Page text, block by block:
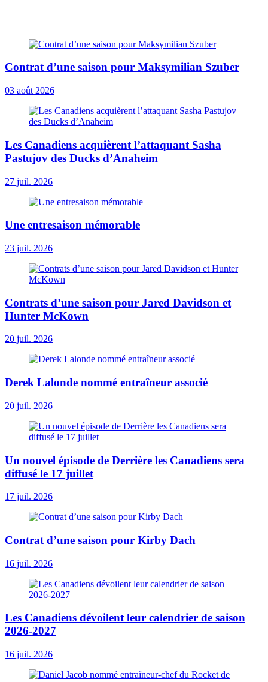
Contrat d’une saison pour Maksymilian Szuber
03 août 2026
Les Canadiens acquièrent l’attaquant Sasha
Pastujov des Ducks d’Anaheim
27 juil. 2026
Une entresaison mémorable
23 juil. 2026
Contrats d’une saison pour Jared Davidson et
Hunter McKown
20 juil. 2026
Derek Lalonde nommé entraîneur associé
20 juil. 2026
Un nouvel épisode de Derrière les Canadiens sera
diffusé le 17 juillet
17 juil. 2026
Contrat d’une saison pour Kirby Dach
16 juil. 2026
Les Canadiens dévoilent leur calendrier de saison
2026-2027
16 juil. 2026